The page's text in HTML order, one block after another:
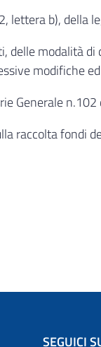
lettera b), della
modalità di
modifiche
Generale
raccolta fondi
SEGUICI